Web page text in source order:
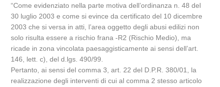
“Come evidenziato nella parte motiva dell’ordinanza n. 48 del
30 luglio 2003 e come si evince da certificato del 10 dicembre
2003 che si versa in atti, l’area oggetto degli abusi edilizi non
solo risulta essere a rischio frana -R2 (Rischio Medio), ma
ricade in zona vincolata paesaggisticamente ai sensi dell’art.
146, lett. c), del d.lgs. 490/99.
Pertanto, ai sensi del comma 3, art. 22 del D.P.R. 380/01, la
realizzazione degli interventi di cui al comma 2 stesso articolo